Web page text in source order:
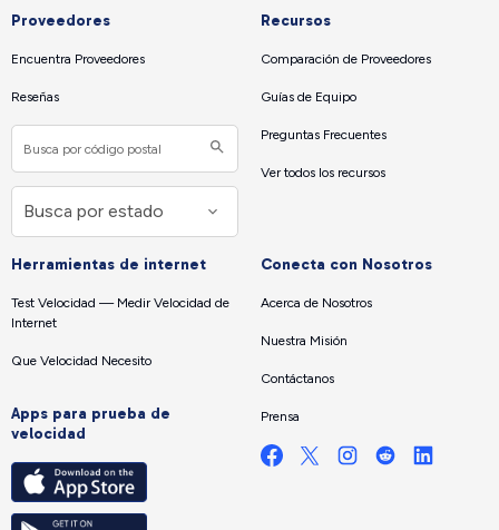
Proveedores
Encuentra Proveedores
Reseñas
Recursos
Comparación de Proveedores
Guías de Equipo
Preguntas Frecuentes
Ver todos los recursos
Herramientas de internet
Test Velocidad — Medir Velocidad de
Internet
Que Velocidad Necesito
Apps para prueba de
velocidad
Conecta con Nosotros
Acerca de Nosotros
Nuestra Misión
Contáctanos
Prensa